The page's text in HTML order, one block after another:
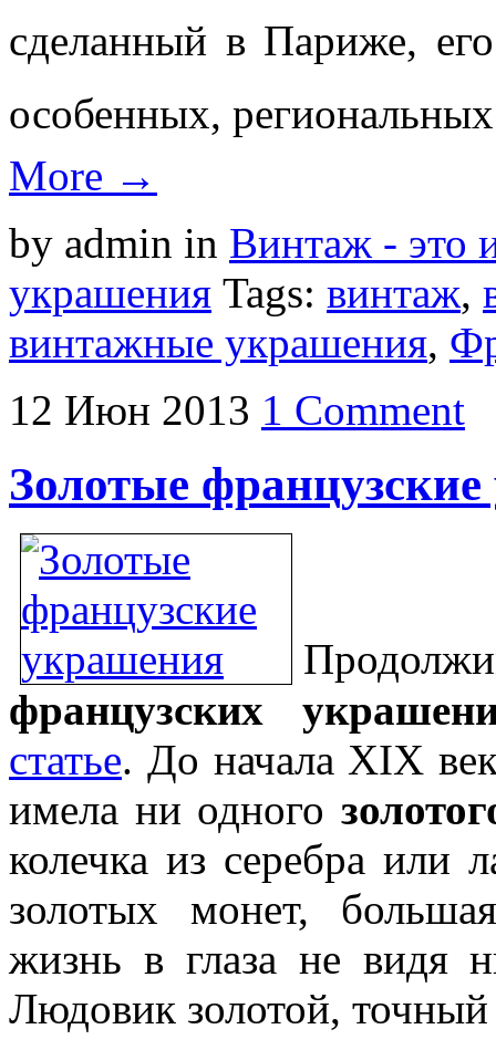
сделанный в Париже,
особенных,
More →
by admin in Винтаж - это
украшения Tags: винтаж,
винтажные украшения,
12 Июн 2013 1 Comment
Золотые
французских
статье. До начала XIX
имела ни одного
колечка из серебра или
золотых монет,
жизнь в глаза не видя
Людовик золотой,